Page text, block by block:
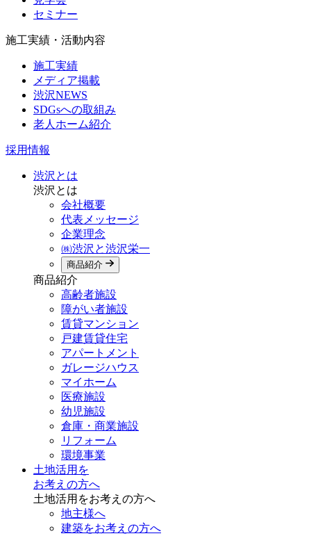
セミナー
施工実績・活動内容
施工実績
メディア掲載
渋沢NEWS
SDGsへの取組み
老人ホーム紹介
採用情報
渋沢とは
渋沢とは
会社概要
代表メッセージ
企業理念
㈱渋沢と渋沢栄一
商品紹介
商品紹介
高齢者施設
障がい者施設
賃貸マンション
戸建賃貸住宅
アパートメント
ガレージハウス
マイホーム
医療施設
幼児施設
倉庫・商業施設
リフォーム
環境事業
土地活用を
お考えの方へ
土地活用をお考えの方へ
地主様へ
建築をお考えの方へ